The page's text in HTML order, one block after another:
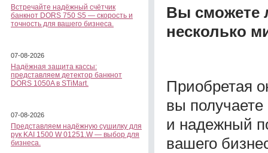
Встречайте надёжный счётчик
банкнот DORS 750 S5 — скорость и
точность для вашего бизнеса.
07-08-2026
Надёжная защита кассы:
представляем детектор банкнот
DORS 1050A в STiMart.
07-08-2026
Представляем надёжную сушилку для
рук KAI 1500 W 01251.W — выбор для
бизнеса.
Вы сможете
несколько
Приобретая
вы
и надежный
вашего